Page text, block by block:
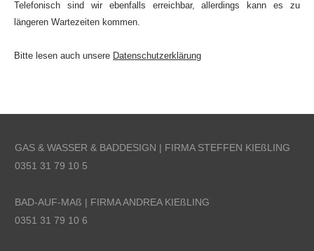
Telefonisch sind wir ebenfalls erreichbar, allerdings kann es zu
längeren Wartezeiten kommen.
Bitte lesen auch unsere Datenschutzerklärung
GAS & WASSER & BADDESIGN | FIRMA STEFFEN KIEßLING
0351 31 79 10 5
BAD-AUF-MAß | FIRMA ANDREA KIEßLING
0351 31 79 10 6